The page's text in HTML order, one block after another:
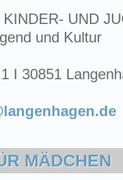
UND
und Kultur
I 30851
MÄDCHEN